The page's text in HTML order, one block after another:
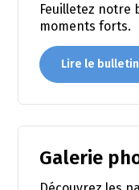
Feuilletez notre
moments forts.
Lire le bulletin
Galerie